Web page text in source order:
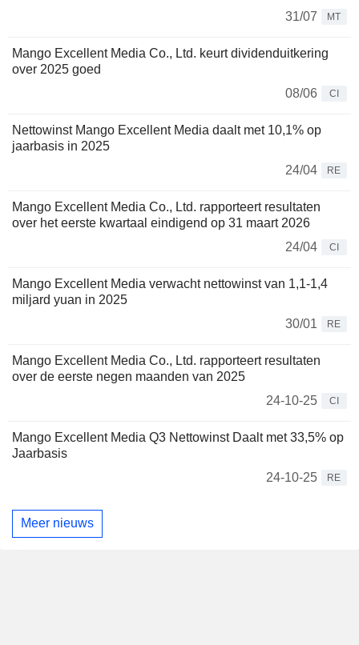
31/07
MT
Mango Excellent Media Co., Ltd. keurt dividenduitkering
over 2025 goed
08/06
CI
Nettowinst Mango Excellent Media daalt met 10,1% op
jaarbasis in 2025
24/04
RE
Mango Excellent Media Co., Ltd. rapporteert resultaten
over het eerste kwartaal eindigend op 31 maart 2026
24/04
CI
Mango Excellent Media verwacht nettowinst van 1,1-1,4
miljard yuan in 2025
30/01
RE
Mango Excellent Media Co., Ltd. rapporteert resultaten
over de eerste negen maanden van 2025
24-10-25
CI
Mango Excellent Media Q3 Nettowinst Daalt met 33,5% op
Jaarbasis
24-10-25
RE
Meer nieuws